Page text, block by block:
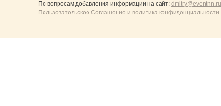
По вопросам добавления информации на сайт: dmitry@eventnn.ru
Пользовательское Соглашение и политика конфиденциальности